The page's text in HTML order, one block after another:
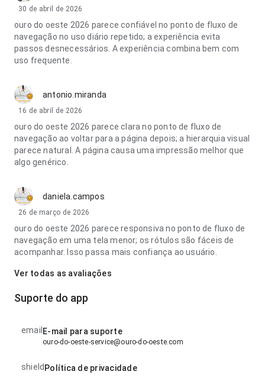
30 de abril de 2026
ouro do oeste 2026 parece confiável no ponto de fluxo de
navegação no uso diário repetido; a experiência evita
passos desnecessários. A experiência combina bem com
uso frequente.
antonio.miranda
16 de abril de 2026
ouro do oeste 2026 parece clara no ponto de fluxo de
navegação ao voltar para a página depois; a hierarquia visual
parece natural. A página causa uma impressão melhor que
algo genérico.
daniela.campos
26 de março de 2026
ouro do oeste 2026 parece responsiva no ponto de fluxo de
navegação em uma tela menor; os rótulos são fáceis de
acompanhar. Isso passa mais confiança ao usuário.
Ver todas as avaliações
Suporte do app
email E-mail para suporte
ouro-do-oeste-service@ouro-do-oeste.com
shield Política de privacidade